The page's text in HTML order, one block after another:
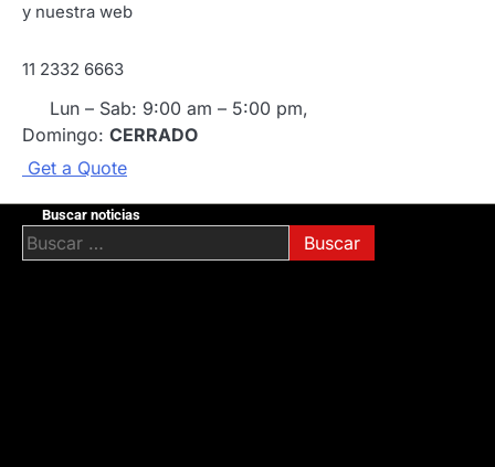
y nuestra web
11 2332 6663
Lun – Sab: 9:00 am – 5:00 pm,
Domingo: CERRADO
Get a Quote
Buscar noticias
Buscar: